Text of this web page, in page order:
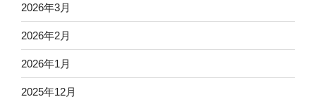
2026年3月
2026年2月
2026年1月
2025年12月